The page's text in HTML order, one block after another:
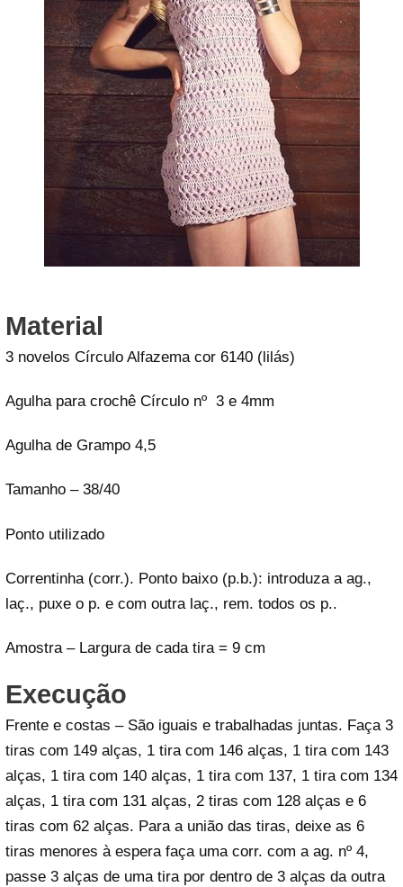
Material
3 novelos Círculo Alfazema cor 6140 (lilás)
Agulha para crochê Círculo nº 3 e 4mm
Agulha de Grampo 4,5
Tamanho – 38/40
Ponto utilizado
Correntinha (corr.). Ponto baixo (p.b.): introduza a ag.,
laç., puxe o p. e com outra laç., rem. todos os p..
Amostra – Largura de cada tira = 9 cm
Execução
Frente e costas – São iguais e trabalhadas juntas. Faça 3
tiras com 149 alças, 1 tira com 146 alças, 1 tira com 143
alças, 1 tira com 140 alças, 1 tira com 137, 1 tira com 134
alças, 1 tira com 131 alças, 2 tiras com 128 alças e 6
tiras com 62 alças. Para a união das tiras, deixe as 6
tiras menores à espera faça uma corr. com a ag. nº 4,
passe 3 alças de uma tira por dentro de 3 alças da outra